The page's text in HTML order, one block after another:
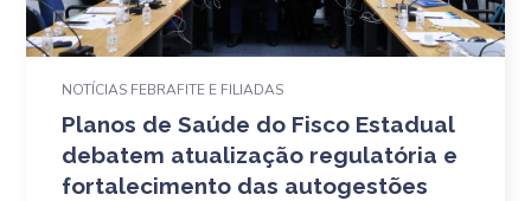
NOTÍCIAS FEBRAFITE E FILIADAS
Planos de Saúde do Fisco Estadual
debatem atualização regulatória e
fortalecimento das autogestões